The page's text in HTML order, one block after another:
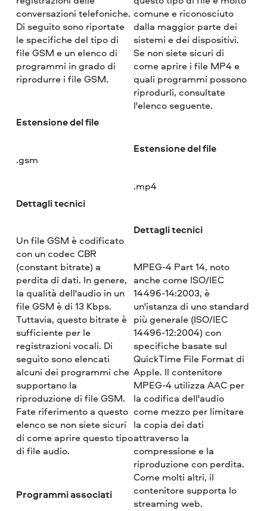
conversazioni telefoniche.
Di seguito sono riportate
le specifiche del tipo di
file GSM e un elenco di
programmi in grado di
riprodurre i file GSM.
Estensione del file
.gsm
Dettagli tecnici
Un file GSM è codificato
con un codec CBR
(constant bitrate) a
perdita di dati. In genere,
la qualità dell'audio in un
file GSM è di 13 Kbps.
Tuttavia, questo bitrate è
sufficiente per le
registrazioni vocali. Di
seguito sono elencati
alcuni dei programmi che
supportano la
riproduzione di file GSM.
Fate riferimento a questo
elenco se non siete sicuri
di come aprire questo tipo
di file audio.
Programmi associati
comune e riconosciuto
dalla maggior parte dei
sistemi e dei dispositivi.
Se non siete sicuri di
come aprire i file MP4 e
quali programmi possono
riprodurli, consultate
l'elenco seguente.
Estensione del file
.mp4
Dettagli tecnici
MPEG-4 Part 14, noto
anche come ISO/IEC
14496-14:2003, è
un'istanza di uno standard
più generale (ISO/IEC
14496-12:2004) con
specifiche basate sul
QuickTime File Format di
Apple. Il contenitore
MPEG-4 utilizza AAC per
la codifica dell'audio
come mezzo per limitare
la copia dei dati
attraverso la
compressione e la
riproduzione con perdita.
Come molti altri, il
contenitore supporta lo
streaming web.